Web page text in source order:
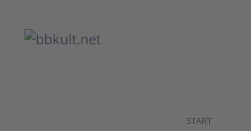
START